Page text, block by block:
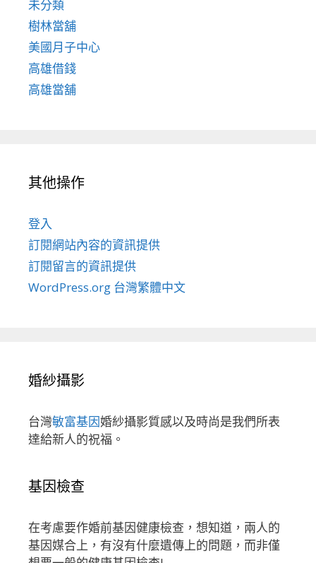
未分類
樹林當舖
美國月子中心
高雄借錢
高雄當舖
其他操作
登入
訂閱網站內容的資訊提供
訂閱留言的資訊提供
WordPress.org 台灣繁體中文
婚紗攝影
台灣敏富基因婚紗攝影質感以及時尚是我們所表
達給新人的祝福。
基因檢查
在考慮要作婚前基因健康檢查，想知道，兩人的
基因媒合上，有沒有什麼遺傳上的問題，而非僅